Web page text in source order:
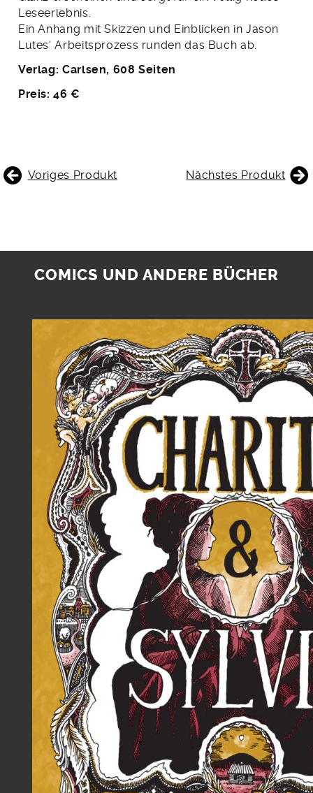
Leseerlebnis.
Ein Anhang mit Skizzen und Einblicken in Jason
Lutes‘ Arbeitsprozess runden das Buch ab.
Verlag: Carlsen, 608 Seiten
Preis: 46 €
BEITRAGSNAVIGATION
Voriges Produkt Nächstes Produkt
COMICS UND ANDERE BÜCHER